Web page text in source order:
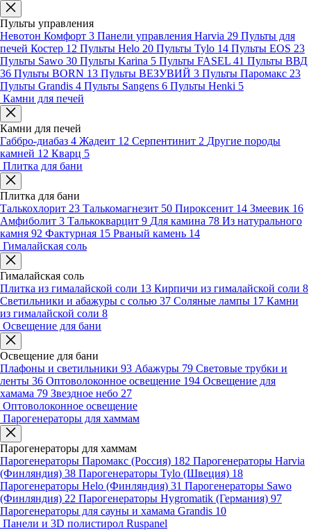
Пульты управления
Невотон Комфорт 3 Панели управления Harvia 29 Пульты для
печей Костер 12 Пульты Helo 20 Пульты Tylo 14 Пульты EOS 23
Пульты Sawo 30 Пульты Karina 5 Пульты FASEL 41 Пульты ВВД
36 Пульты BORN 13 Пульты ВЕЗУВИЙ 3 Пульты Паромакс 23
Пульты Grandis 4 Пульты Sangens 6 Пульты Henki 5
Камни для печей
Камни для печей
Габбро-диабаз 4 Жадеит 12 Серпентинит 2 Другие породы
камней 12 Кварц 5
Плитка для бани
Плитка для бани
Талькохлорит 23 Талькомагнезит 50 Пироксенит 14 Змеевик 16
Амфиболит 3 Талькокварцит 9 Для камина 78 Из натурального
камня 92 Фактурная 15 Рваный камень 14
Гималайская соль
Гималайская соль
Плитка из гималайской соли 13 Кирпичи из гималайской соли 8
Светильники и абажуры с солью 37 Соляные лампы 17 Камни
из гималайской соли 8
Освещение для бани
Освещение для бани
Плафоны и светильники 93 Абажуры 79 Световые трубки и
ленты 36 Оптоволоконное освещение 194 Освещение для
хамама 79 Звездное небо 27
Оптоволоконное освещение
Парогенераторы для хаммам
Парогенераторы для хаммам
Парогенераторы Паромакс (Россия) 182 Парогенераторы Harvia
(Финляндия) 38 Парогенераторы Tylo (Швеция) 18
Парогенераторы Helo (Финляндия) 31 Парогенераторы Sawo
(Финляндия) 22 Парогенераторы Hygromatik (Германия) 97
Парогенераторы для сауны и хамама Grandis 10
Панели и 3D полистирол Ruspanel